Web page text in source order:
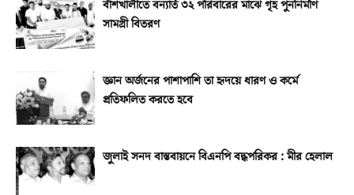
বাঁশখালীতে বন্যার্ত ৩২ পরিবারের মাঝে গৃহ পুননির্মাণ
সামগ্রী বিতরণ
জ্ঞান অর্জনের পাশাপাশি তা হৃদয়ে ধারণ ও কর্মে
প্রতিফলিত করতে হবে
জুলাই সনদ বাস্তবায়নে বিএনপি বদ্ধপরিকর : মীর হেলাল